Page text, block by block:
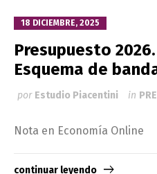
18 DICIEMBRE, 2025
Presupuesto
Esquema de
por Estudio Piacentini in
Nota en Economía Online
continuar leyendo